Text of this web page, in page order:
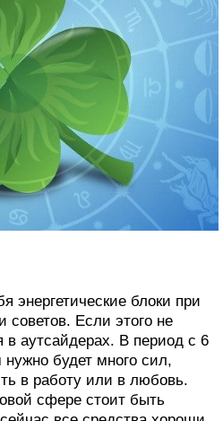
энергетические блоки при
Если этого не
в аутсайдерах. В период с 6
будет много сил,
в работу или в любовь.
сфере стоит быть